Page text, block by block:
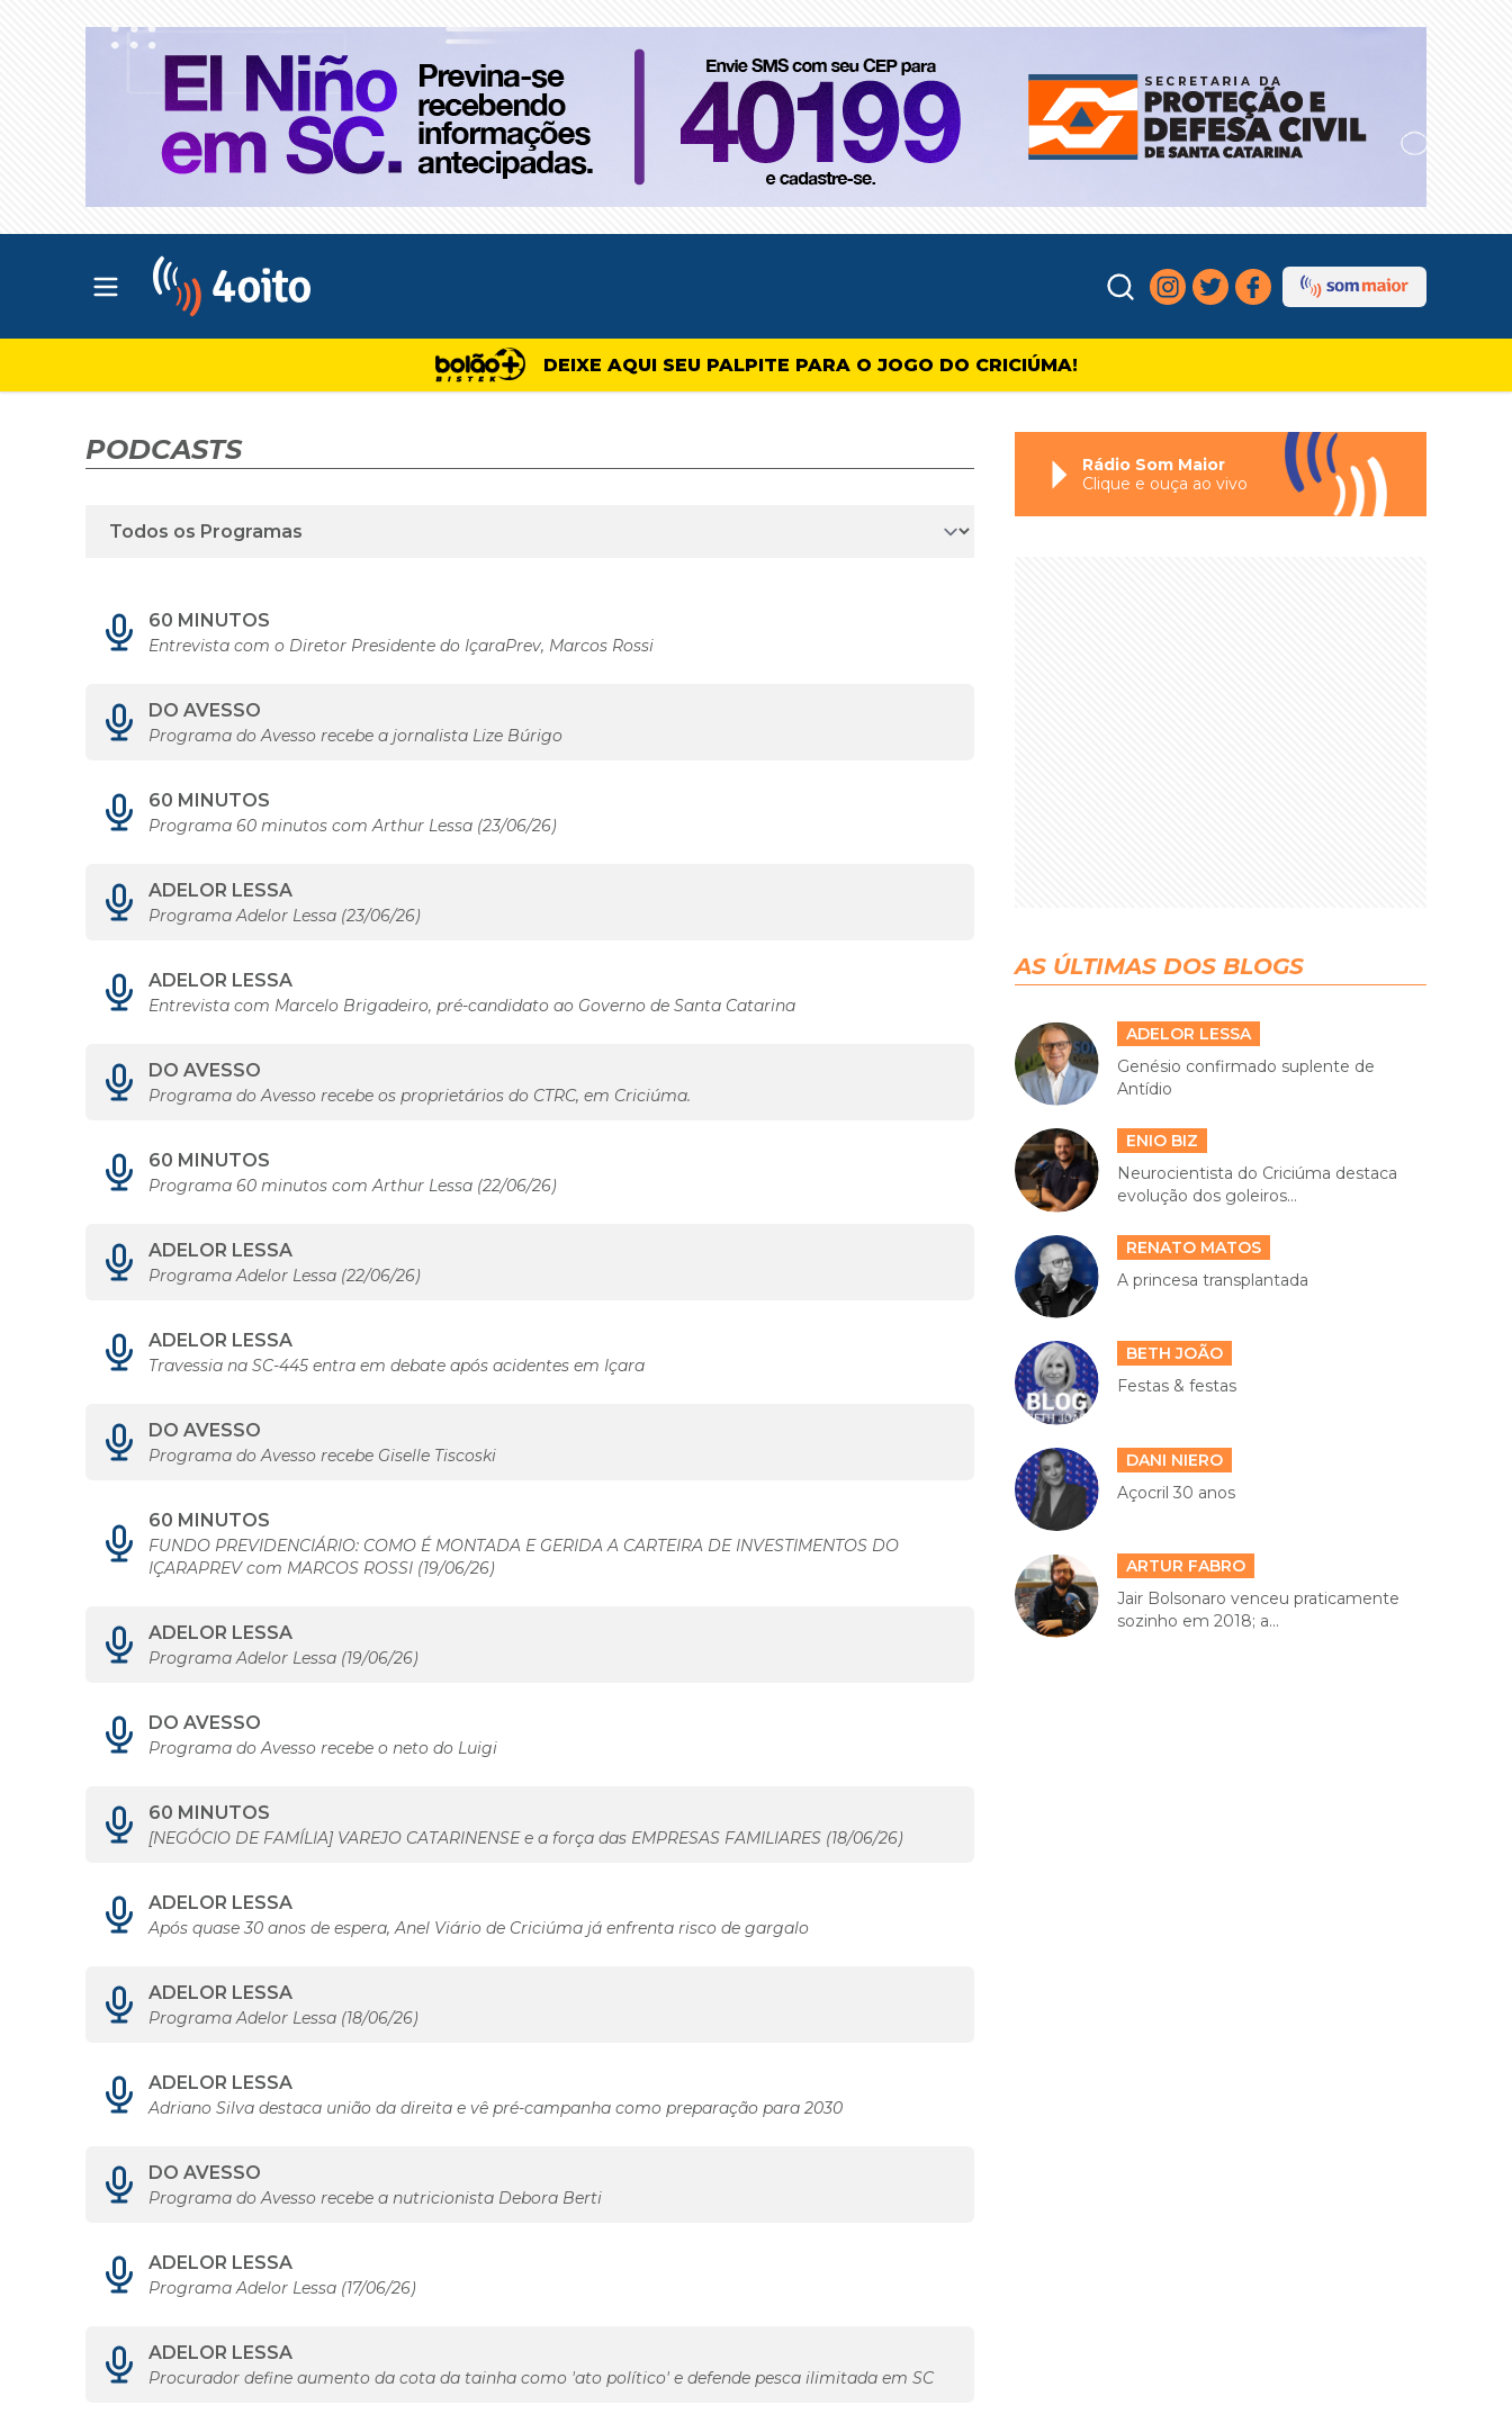
Abrir menu principal
DEIXE AQUI SEU PALPITE PARA O JOGO DO CRICIÚMA!
PODCASTS
60 MINUTOS
Entrevista com o Diretor Presidente do IçaraPrev, Marcos Rossi
DO AVESSO
Programa do Avesso recebe a jornalista Lize Búrigo
60 MINUTOS
Programa 60 minutos com Arthur Lessa (23/06/26)
ADELOR LESSA
Programa Adelor Lessa (23/06/26)
ADELOR LESSA
Entrevista com Marcelo Brigadeiro, pré-candidato ao Governo de Santa Catarina
DO AVESSO
Programa do Avesso recebe os proprietários do CTRC, em Criciúma.
60 MINUTOS
Programa 60 minutos com Arthur Lessa (22/06/26)
ADELOR LESSA
Programa Adelor Lessa (22/06/26)
ADELOR LESSA
Travessia na SC-445 entra em debate após acidentes em Içara
DO AVESSO
Programa do Avesso recebe Giselle Tiscoski
60 MINUTOS
FUNDO PREVIDENCIÁRIO: COMO É MONTADA E GERIDA A CARTEIRA DE INVESTIMENTOS DO
IÇARAPREV com MARCOS ROSSI (19/06/26)
ADELOR LESSA
Programa Adelor Lessa (19/06/26)
DO AVESSO
Programa do Avesso recebe o neto do Luigi
60 MINUTOS
[NEGÓCIO DE FAMÍLIA] VAREJO CATARINENSE e a força das EMPRESAS FAMILIARES (18/06/26)
ADELOR LESSA
Após quase 30 anos de espera, Anel Viário de Criciúma já enfrenta risco de gargalo
ADELOR LESSA
Programa Adelor Lessa (18/06/26)
ADELOR LESSA
Adriano Silva destaca união da direita e vê pré-campanha como preparação para 2030
DO AVESSO
Programa do Avesso recebe a nutricionista Debora Berti
ADELOR LESSA
Programa Adelor Lessa (17/06/26)
ADELOR LESSA
Procurador define aumento da cota da tainha como 'ato político' e defende pesca ilimitada em SC
Rádio Som Maior
Clique e ouça ao vivo
AS ÚLTIMAS DOS BLOGS
ADELOR LESSA
Genésio confirmado suplente de
Antídio
ENIO BIZ
Neurocientista do Criciúma destaca
evolução dos goleiros...
RENATO MATOS
A princesa transplantada
BETH JOÃO
Festas & festas
DANI NIERO
Açocril 30 anos
ARTUR FABRO
Jair Bolsonaro venceu praticamente
sozinho em 2018; a...